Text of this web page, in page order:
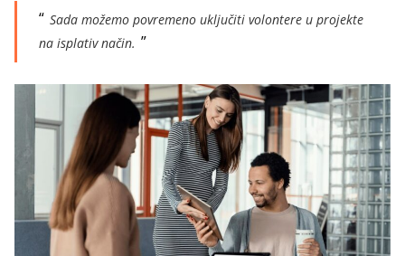
Sada možemo povremeno uključiti volontere u projekte
na isplativ način.